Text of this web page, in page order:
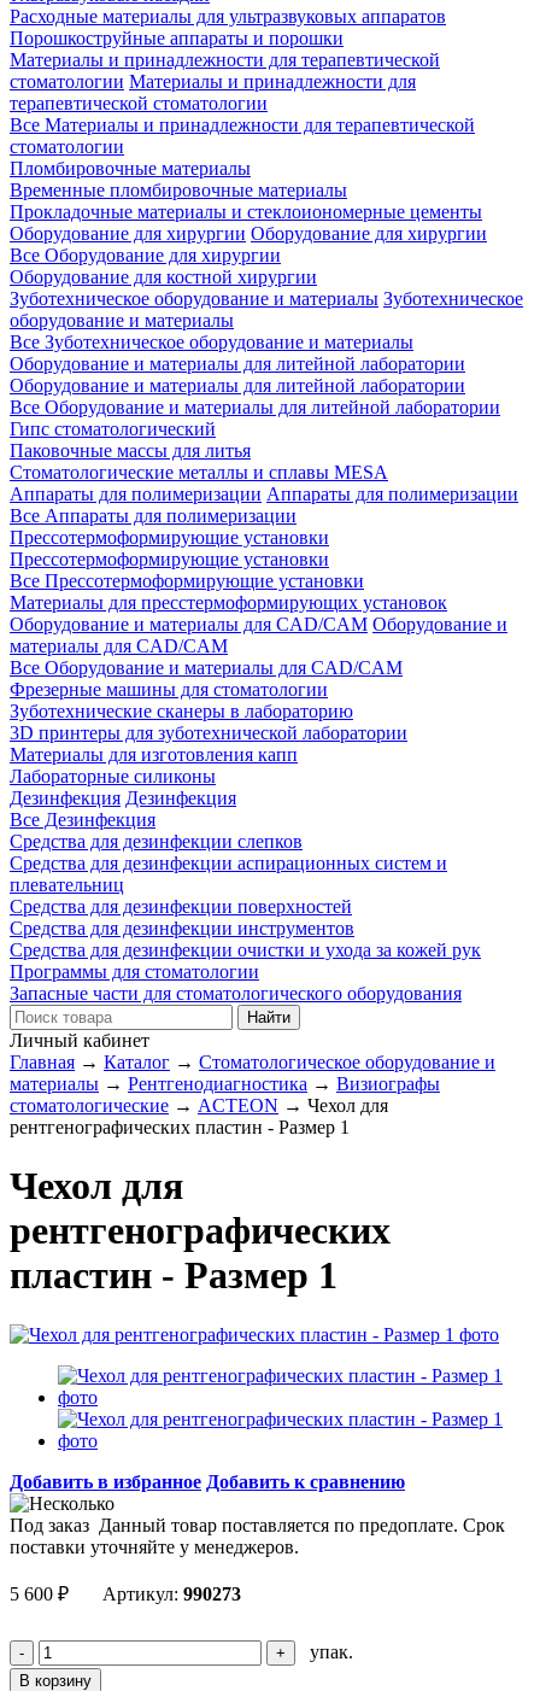
Расходные материалы для ультразвуковых аппаратов
Порошкоструйные аппараты и порошки
Материалы и принадлежности для терапевтической
стоматологии Материалы и принадлежности для
терапевтической стоматологии
Все Материалы и принадлежности для терапевтической
стоматологии
Пломбировочные материалы
Временные пломбировочные материалы
Прокладочные материалы и стеклоиономерные цементы
Оборудование для хирургии Оборудование для хирургии
Все Оборудование для хирургии
Оборудование для костной хирургии
Зуботехническое оборудование и материалы Зуботехническое
оборудование и материалы
Все Зуботехническое оборудование и материалы
Оборудование и материалы для литейной лаборатории
Оборудование и материалы для литейной лаборатории
Все Оборудование и материалы для литейной лаборатории
Гипс стоматологический
Паковочные массы для литья
Стоматологические металлы и сплавы MESA
Аппараты для полимеризации Аппараты для полимеризации
Все Аппараты для полимеризации
Прессотермоформирующие установки
Прессотермоформирующие установки
Все Прессотермоформирующие установки
Материалы для пресстермоформирующих установок
Оборудование и материалы для CAD/CAM Оборудование и
материалы для CAD/CAM
Все Оборудование и материалы для CAD/CAM
Фрезерные машины для стоматологии
Зуботехнические сканеры в лабораторию
3D принтеры для зуботехнической лаборатории
Материалы для изготовления капп
Лабораторные силиконы
Дезинфекция Дезинфекция
Все Дезинфекция
Средства для дезинфекции слепков
Средства для дезинфекции аспирационных систем и
плевательниц
Средства для дезинфекции поверхностей
Средства для дезинфекции инструментов
Средства для дезинфекции очистки и ухода за кожей рук
Программы для стоматологии
Запасные части для стоматологического оборудования
Личный кабинет
Главная → Каталог → Стоматологическое оборудование и
материалы → Рентгенодиагностика → Визиографы
стоматологические → ACTEON → Чехол для
рентгенографических пластин - Размер 1
Чехол для
рентгенографических
пластин - Размер 1
Добавить в избранное Добавить к сравнению
Под заказ Данный товар поставляется по предоплате. Срок
поставки уточняйте у менеджеров.
5 600 ₽ Артикул: 990273
упак.